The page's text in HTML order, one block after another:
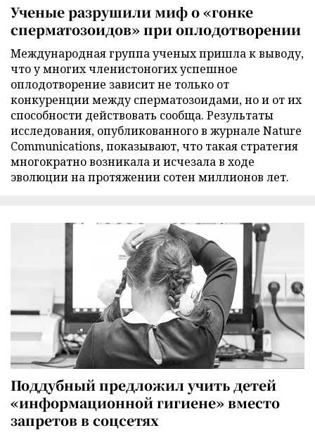
Ученые разрушили миф о «гонке
сперматозоидов» при оплодотворении
Международная группа ученых пришла к выводу,
что у многих членистоногих успешное
оплодотворение зависит не только от
конкуренции между сперматозоидами, но и от их
способности действовать сообща. Результаты
исследования, опубликованного в журнале Nature
Communications, показывают, что такая стратегия
многократно возникала и исчезала в ходе
эволюции на протяжении сотен миллионов лет.
Поддубный предложил учить детей
«информационной гигиене» вместо
запретов в соцсетях